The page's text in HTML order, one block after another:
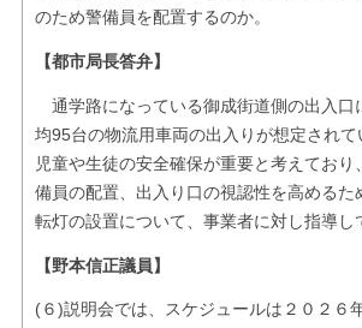
のため警備員を配置するのか。
【都市局長答弁】
通学路になっている御成街道側の出入口
均95台の物流用車両の出入りが想定され
児童や生徒の安全確保が重要と考えており
備員の配置、出入り口の視認性を高めるた
転灯の設置について、事業者に対し指導し
【野本信正議員】
(６)説明会では、スケジュールは２０２６